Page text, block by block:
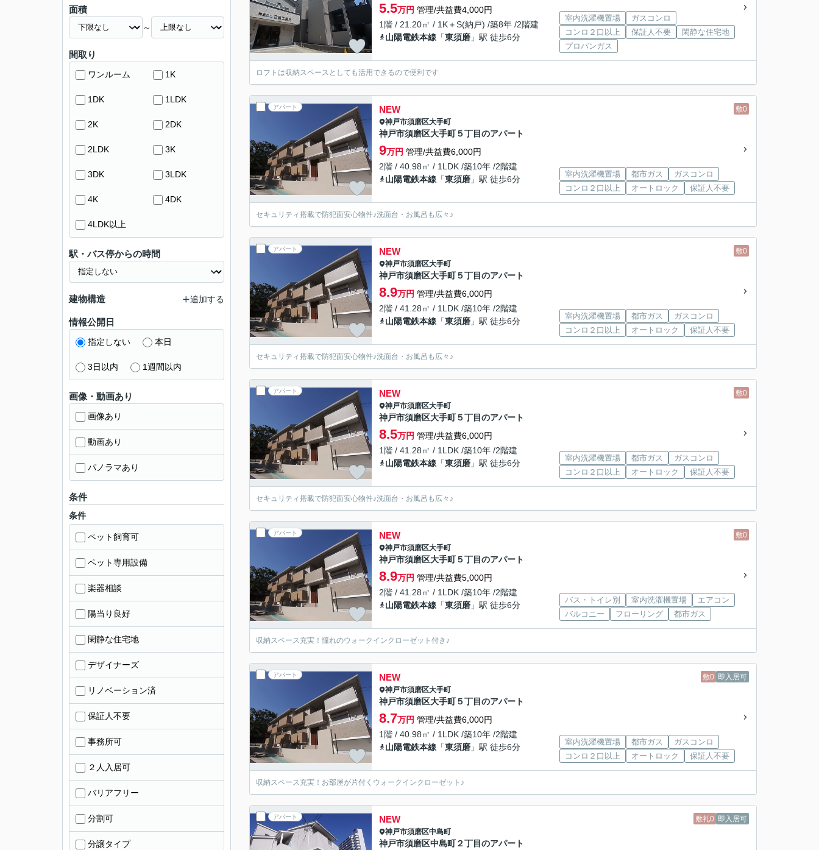
5.5万円 管理/共益費4,000円
1階 / 21.20㎡ / 1K＋S(納戸) /築8年 /2階建
山陽電鉄本線 「東須磨 」駅 徒歩6分
室内洗濯機置場
ガスコンロ
コンロ２口以上
保証人不要
閑静な住宅地
プロパンガス
ロフトは収納スペースとしても活用できるので便利です
アパート 敷0
NEW
神戸市須磨区大手町
神戸市須磨区大手町５丁目のアパート
9万円 管理/共益費6,000円
2階 / 40.98㎡ / 1LDK /築10年 /2階建
山陽電鉄本線 「東須磨 」駅 徒歩6分
室内洗濯機置場 都市ガス
ガスコンロ
コンロ２口以上
オートロック 保証人不要
セキュリティ搭載で防犯面安心物件♪洗面台・お風呂も広々♪
アパート 敷0
NEW
神戸市須磨区大手町
神戸市須磨区大手町５丁目のアパート
8.9万円 管理/共益費6,000円
2階 / 41.28㎡ / 1LDK /築10年 /2階建
山陽電鉄本線 「東須磨 」駅 徒歩6分
室内洗濯機置場 都市ガス
ガスコンロ
コンロ２口以上
オートロック 保証人不要
セキュリティ搭載で防犯面安心物件♪洗面台・お風呂も広々♪
アパート 敷0
NEW
神戸市須磨区大手町
神戸市須磨区大手町５丁目のアパート
8.5万円 管理/共益費6,000円
1階 / 41.28㎡ / 1LDK /築10年 /2階建
山陽電鉄本線 「東須磨 」駅 徒歩6分
室内洗濯機置場 都市ガス
ガスコンロ
コンロ２口以上
オートロック 保証人不要
セキュリティ搭載で防犯面安心物件♪洗面台・お風呂も広々♪
アパート 敷0
NEW
神戸市須磨区大手町
神戸市須磨区大手町５丁目のアパート
8.9万円 管理/共益費5,000円
2階 / 41.28㎡ / 1LDK /築10年 /2階建
山陽電鉄本線 「東須磨 」駅 徒歩6分
バス・トイレ別 室内洗濯機置場
エアコン
バルコニー
フローリング 都市ガス
収納スペース充実！憧れのウォークインクローゼット付き♪
アパート 敷0 即入居可
NEW
神戸市須磨区大手町
神戸市須磨区大手町５丁目のアパート
8.7万円 管理/共益費6,000円
1階 / 40.98㎡ / 1LDK /築10年 /2階建
山陽電鉄本線 「東須磨 」駅 徒歩6分
室内洗濯機置場 都市ガス
ガスコンロ
コンロ２口以上
オートロック 保証人不要
収納スペース充実！お部屋が片付くウォークインクローゼット♪
アパート 敷礼0 即入居可
NEW
神戸市須磨区中島町
神戸市須磨区中島町２丁目のアパート
面積
～
間取り
ワンルーム 1K
1DK 1LDK
2K 2DK
2LDK 3K
3DK 3LDK
4K 4DK
4LDK以上
駅・バス停からの時間
建物構造 追加する
情報公開日
指定しない 本日
3日以内 1週間以内
画像・動画あり
画像あり
動画あり
パノラマあり
条件
条件
ペット飼育可
ペット専用設備
楽器相談
陽当り良好
閑静な住宅地
デザイナーズ
リノベーション済
保証人不要
事務所可
２人入居可
バリアフリー
分割可
分譲タイプ